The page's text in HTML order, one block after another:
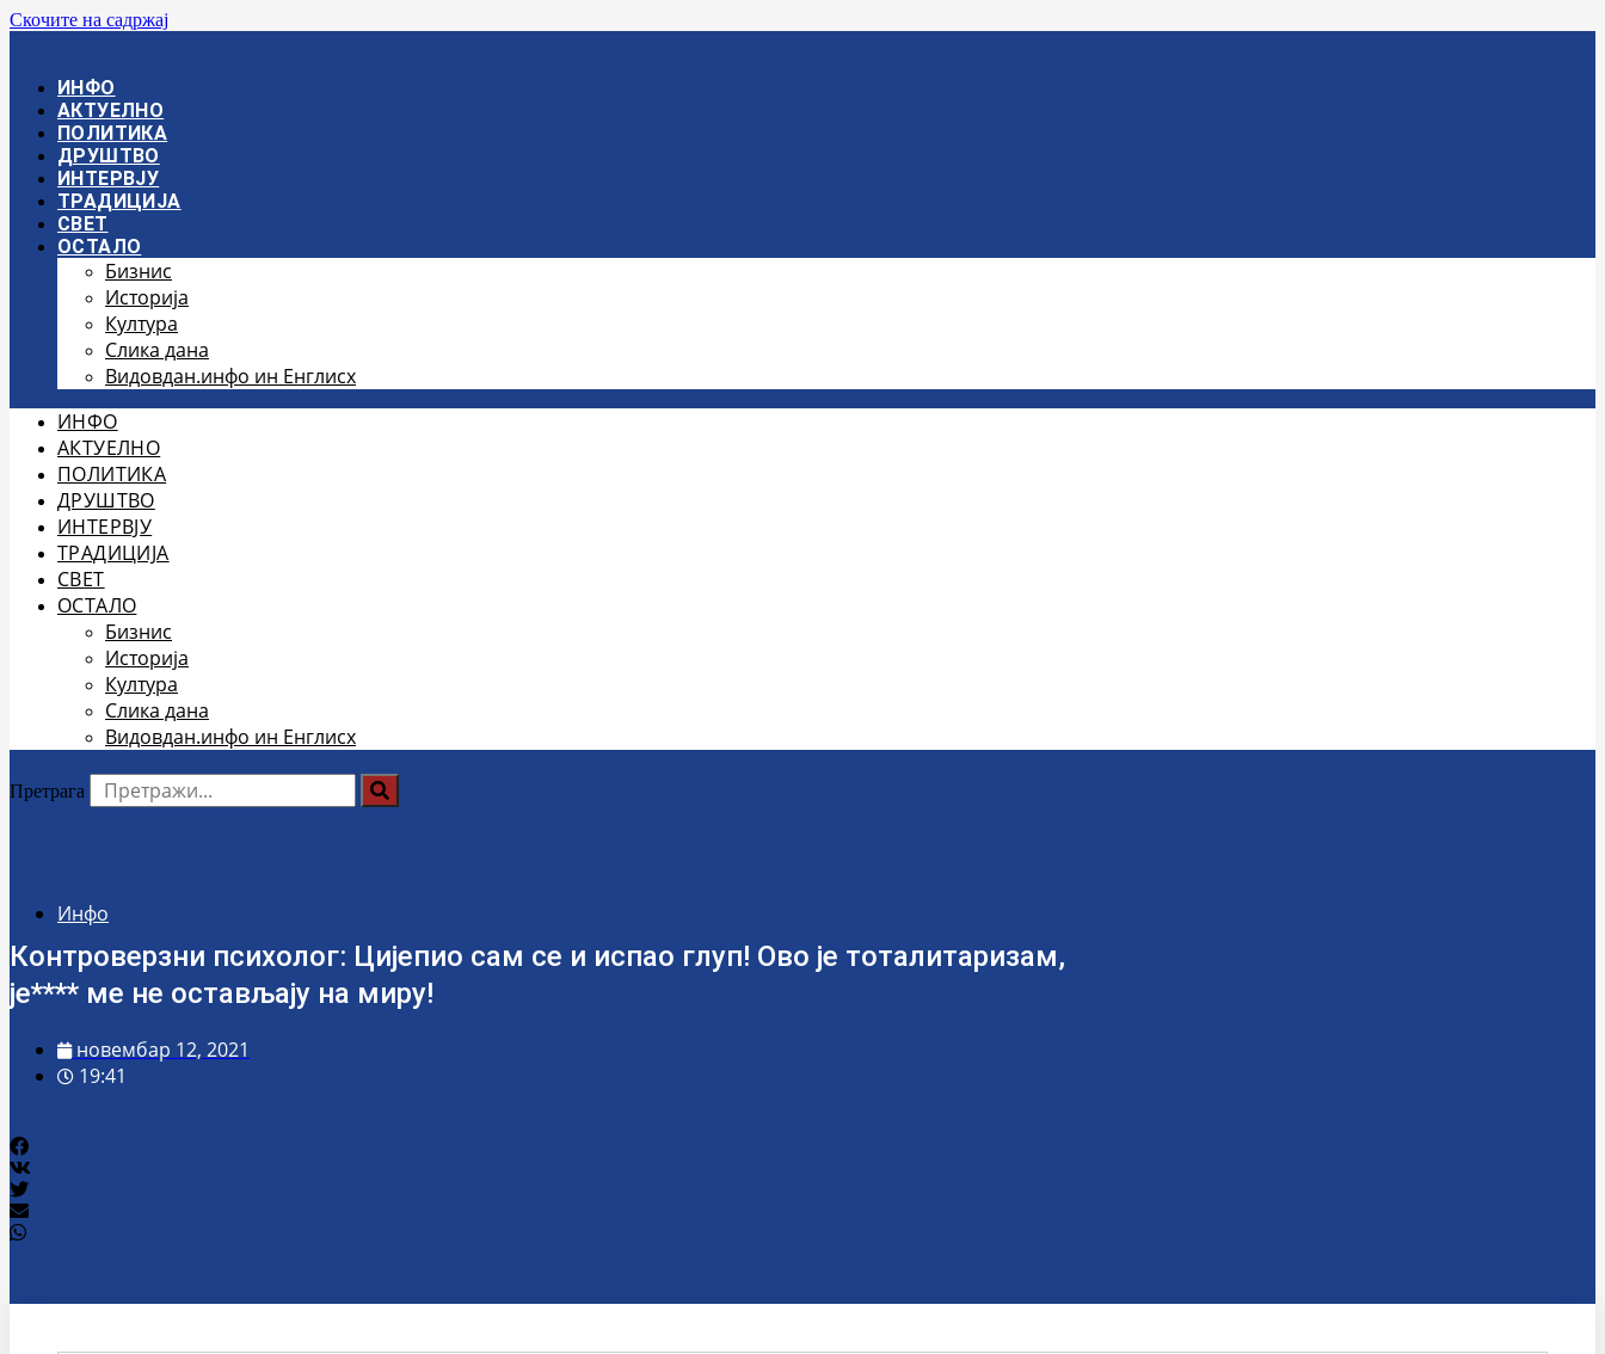
Скочите на садржај
ИНФО
АКТУЕЛНО
ПОЛИТИКА
ДРУШТВО
ИНТЕРВЈУ
ТРАДИЦИЈА
СВЕТ
ОСТАЛО
Бизнис
Историја
Култура
Слика дана
Видовдан.инфо ин Енглисх
ИНФО
АКТУЕЛНО
ПОЛИТИКА
ДРУШТВО
ИНТЕРВЈУ
ТРАДИЦИЈА
СВЕТ
ОСТАЛО
Бизнис
Историја
Култура
Слика дана
Видовдан.инфо ин Енглисх
Претрага
Инфо
Контроверзни психолог: Цијепио сам се и испао глуп! Ово је тоталитаризам,
је**** ме не остављају на миру!
новембар 12, 2021
19:41